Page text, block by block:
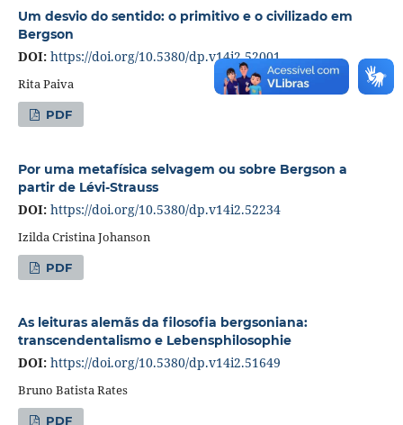
Um desvio do sentido: o primitivo e o civilizado em
Bergson
DOI: https://doi.org/10.5380/dp.v14i2.52001
Rita Paiva
PDF
Por uma metafísica selvagem ou sobre Bergson a
partir de Lévi-Strauss
DOI: https://doi.org/10.5380/dp.v14i2.52234
Izilda Cristina Johanson
PDF
As leituras alemãs da filosofia bergsoniana:
transcendentalismo e Lebensphilosophie
DOI: https://doi.org/10.5380/dp.v14i2.51649
Bruno Batista Rates
PDF